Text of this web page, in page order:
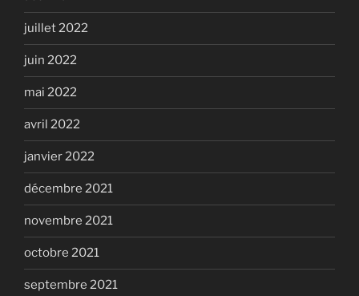
juillet 2022
juin 2022
mai 2022
avril 2022
janvier 2022
décembre 2021
novembre 2021
octobre 2021
septembre 2021